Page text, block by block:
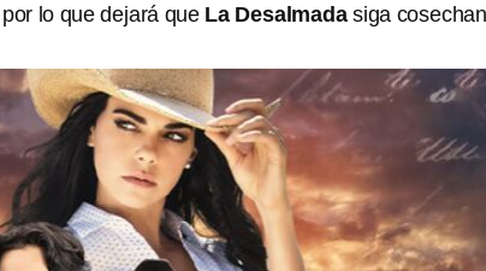
lo que dejará que La Desalmadasiga